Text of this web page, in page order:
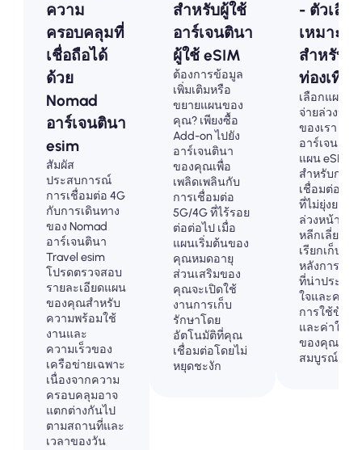
ความ
ครอบคลุมที่
เชื่อถือได้
ด้วย
Nomad
อาร์เจนตินา
esim
สัมผัส
ประสบการณ์
การเชื่อมต่อ 4G
กับการเดินทาง
ของ Nomad
อาร์เจนตินา
Travel esim
โปรดตรวจสอบ
รายละเอียดแผน
ของคุณสำหรับ
ความพร้อมใช้
งานและ
ความเร็วของ
เครือข่ายเฉพาะ
เนื่องจากความ
ครอบคลุมอาจ
แตกต่างกันไป
ตามสถานที่และ
เวลาของวัน
สำหรับผู้ใช้
อาร์เจนตินา
ผู้ใช้ eSIM
ต้องการข้อมูล
เพิ่มเติมหรือ
ขยายแผนของ
คุณ? เพียงซื้อ
Add-on ไปยัง
อาร์เจนตินา
ของคุณเพื่อ
เพลิดเพลินกับ
การเชื่อมต่อ
5G/4G ที่ไร้รอย
ต่อต่อไป เมื่อ
แผนเริ่มต้นของ
คุณหมดอายุ
ส่วนเสริมของ
คุณจะเปิดใช้
งานการเก็บ
รักษาโดย
อัตโนมัติที่คุณ
เชื่อมต่อโดยไม่
หยุดชะงัก
- ตัวเลือ
เหมาะส
สำหรับนั
ท่องเที่ยว
เลือกแผนก
จ่ายล่วงหน้า
ของเรา
อาร์เจนตินา
แผน eSIM
สำหรับการ
เชื่อมต่อ
ที่ไม่ยุ่งยาก
ล่วงหน้าเพื่อ
หลีกเลี่ยงกา
เรียกเก็บเงิน
หลังการเดิน
ที่น่าประหล
ใจและควบ
การใช้ข้อมู
และค่าใช้จ่
ของคุณอย่า
สมบูรณ์